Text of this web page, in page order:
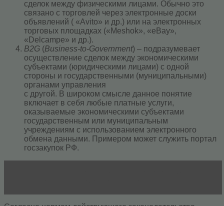
сделок между физическими лицами. Обычно это
связано с торговлей через электронные доски
объявлений ( «Avito» и др.) или на электронных
торговых площадках («Meshok», «eBay»,
«Delcampe» и др.).
B2G (Business-to-Government) – подразумевает
осуществление сделок между экономическими
субъектами (юридическими лицами) с одной
стороны и государственными (муниципальными)
органами управления
с другой. В широком смысле данное понятие
включает в себя любые платные услуги,
оказываемые экономическими субъектами
государственным или муниципальным
учреждениям с использованием электронного
обмена данными. Примером может служить портал
госзакупок РФ.